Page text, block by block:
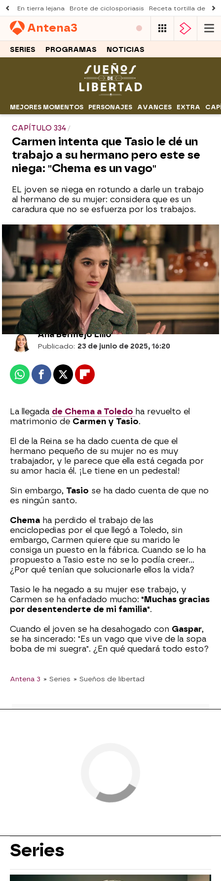
En tierra lejana Brote de ciclosporiasis Receta tortilla de
Antena3
SERIES PROGRAMAS NOTICIAS
MEJORES MOMENTOS PERSONAJES AVANCES EXTRA
CAPÍTULO 334
Carmen intenta que Tasio le dé un
trabajo a su hermano pero este se
niega: "Chema es un vago"
EL joven se niega en rotundo a darle un trabajo
al hermano de su mujer: considera que es un
caradura que no se esfuerza por los trabajos.
Tasio cree que Chema se está
aprovechando de Carmen: “¡Es un
caradura!”
Ana Bermejo Lillo
Publicado: 23 de junio de 2025, 16:20
WhatsappFacebook
X Flipboard
La llegada de Chema a Toledo ha revuelto el
matrimonio de Carmen y Tasio.
El de la Reina se ha dado cuenta de que el
hermano pequeño de su mujer no es muy
trabajador, y le parece que ella está cegada por
su amor hacia él. ¡Le tiene en un pedestal!
Sin embargo, Tasio se ha dado cuenta de que no
es ningún santo.
Chema ha perdido el trabajo de las
enciclopedias por el que llegó a Toledo, sin
embargo, Carmen quiere que su marido le
consiga un puesto en la fábrica. Cuando se lo ha
propuesto a Tasio este no se lo podía creer...
¿Por qué tenían que solucionarle ellos la vida?
Tasio le ha negado a su mujer ese trabajo, y
Carmen se ha enfadado mucho: "Muchas gracias
por desentenderte de mi familia".
Cuando el joven se ha desahogado con Gaspar,
se ha sincerado: "Es un vago que vive de la sopa
boba de mi suegra". ¿En qué quedará todo esto?
Antena 3 » Series » Sueños de libertad
Series